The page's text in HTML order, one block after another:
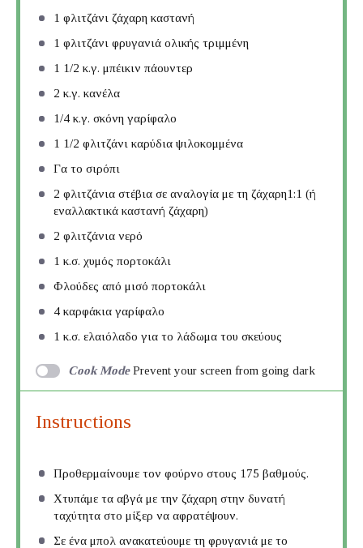
1 φλιτζάνι ζάχαρη καστανή
1 φλιτζάνι φρυγανιά ολικής τριμμένη
1 1/2 κ.γ. μπέικιν πάουντερ
2 κ.γ. κανέλα
1/4 κ.γ. σκόνη γαρίφαλο
1 1/2 φλιτζάνι καρύδια ψιλοκομμένα
Γα το σιρόπι
2 φλιτζάνια στέβια σε αναλογία με τη ζάχαρη1:1 (ή
εναλλακτικά καστανή ζάχαρη)
2 φλιτζάνια νερό
1 κ.σ. χυμός πορτοκάλι
Φλούδες από μισό πορτοκάλι
4 καρφάκια γαρίφαλο
1 κ.σ. ελαιόλαδο για το λάδωμα του σκεύους
Cook Mode Prevent your screen from going dark
Instructions
Προθερμαίνουμε τον φούρνο στους 175 βαθμούς.
Χτυπάμε τα αβγά με την ζάχαρη στην δυνατή
ταχύτητα στο μίξερ να αφρατέψουν.
Σε ένα μπολ ανακατεύουμε τη φρυγανιά με το